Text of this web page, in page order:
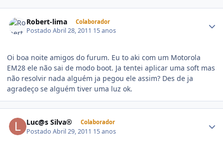
Robert-lima Colaborador
PostadoAbril 28, 2011 15 anos
Oi boa noite amigos do furum. Eu to aki com um Motorola
EM28 ele não sai de modo boot. Ja tentei aplicar uma soft mas
não resolvir nada alguém ja pegou ele assim? Des de ja
agradeço se alguém tiver uma luz ok.
Luc@s Silva® Colaborador
PostadoAbril 29, 2011 15 anos